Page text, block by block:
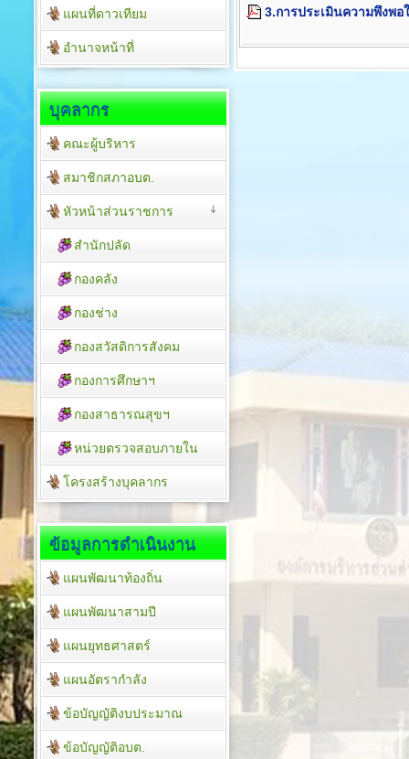
3.การประเมินความพึงพ
แผนที่ดาวเทียม
อำนาจหน้าที่
บุคลากร
คณะผู้บริหาร
สมาชิกสภาอบต.
หัวหน้าส่วนราชการ
สำนักปลัด
กองคลัง
กองช่าง
กองสวัสดิการสังคม
กองการศึกษาฯ
กองสาธารณสุขฯ
หน่วยตรวจสอบภายใน
โครงสร้างบุคลากร
ข้อมูลการดำเนินงาน
แผนพัฒนาท้องถิ่น
แผนพัฒนาสามปี
แผนยุทธศาสตร์
แผนอัตรากำลัง
ข้อบัญญัติงบประมาณ
ข้อบัญญัติอบต.